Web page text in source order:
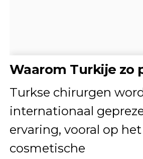
Waarom Turkije zo
Turkse chirurgen
internationaal
ervaring, vooral op
cosmetische